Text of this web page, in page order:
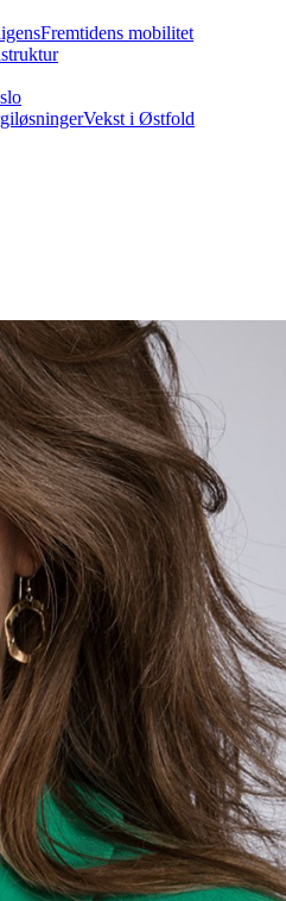
Fremtidens mobilitet
Vekst i Østfold